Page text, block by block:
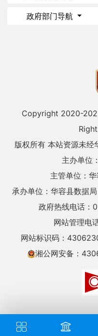
政府部门导航
Copyright 2020-
版权所有 本站资源未经
主办单位
主管单位：
承办单位：华容县数据局
政府热线电话：
网站管理电
网站标识码：
湘公网安备：